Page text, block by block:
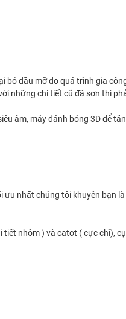
bỏ dầu mỡ do quá trình gia
những chi tiết cũ đã sơn thì
âm, máy đánh bóng 3D để
nhất chúng tôi khuyên bạn là
nhôm ) và catot ( cực chì),